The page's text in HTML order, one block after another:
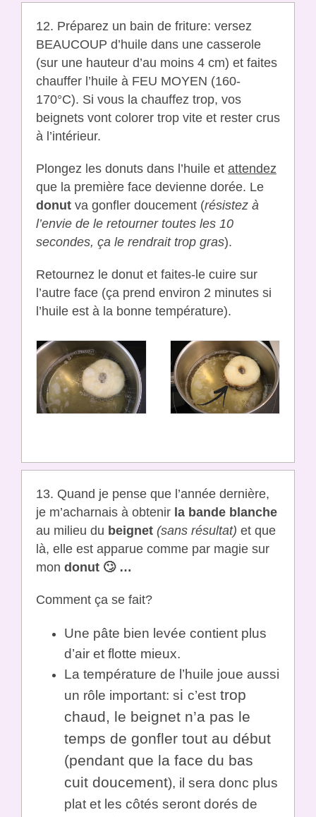
12. Préparez un bain de friture: versez
BEAUCOUP d’huile dans une casserole
(sur une hauteur d’au moins 4 cm) et faites
chauffer l’huile à FEU MOYEN (160-
170°C). Si vous la chauffez trop, vos
beignets vont colorer trop vite et rester crus
à l’intérieur.
Plongez les donuts dans l’huile et attendez
que la première face devienne dorée. Le
donutva gonfler doucement (résistez à
l’envie de le retourner toutes les 10
secondes, ça le rendrait trop gras).
Retournez le donut et faites-le cuire sur
l’autre face (ça prend environ 2 minutes si
l’huile est à la bonne température).
13. Quand je pense que l’année dernière,
je m’acharnais à obtenirla bande blanche
au milieu du beignet (sans résultat) et que
là, elle est apparue comme par magie sur
mon donut 🙄 …
Comment ça se fait?
Une pâte bien levée contient plus
d’air et flotte mieux.
La température de l’huile joue aussi
un rôle important: si c’esttrop
chaud, le beignet n’a pas le
temps de gonfler tout au début
(pendant que la face du bas
cuit doucement), il sera donc plus
plat et les côtés seront dorés de